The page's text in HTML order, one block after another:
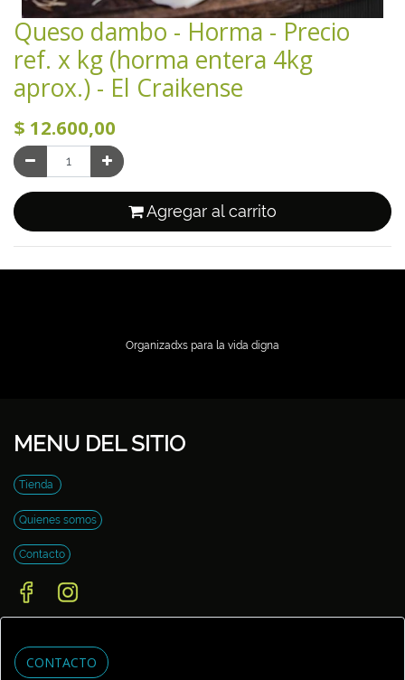
Queso dambo - Horma - Precio
ref. x kg (horma entera 4kg
aprox.) - El Craikense
$ 12.600,00
Agregar al carrito
Organizadxs para la vida digna
MENU DEL SITIO
Tienda
Quienes somos
Contacto
CONTACTO